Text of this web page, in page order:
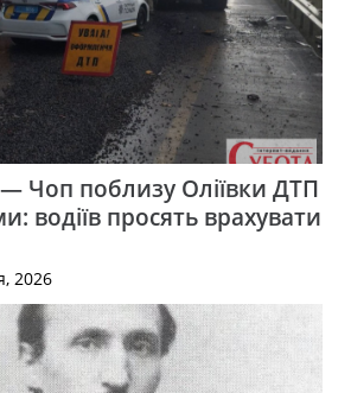
— Чоп поблизу Оліївки ДТП
водіїв просять врахувати
2026